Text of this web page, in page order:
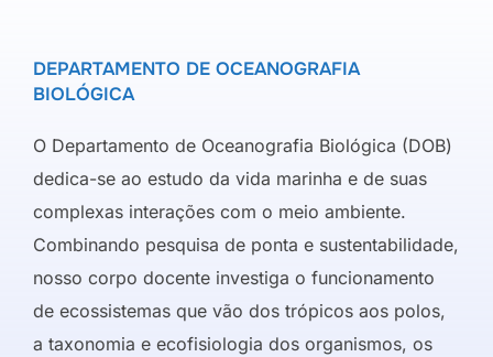
DEPARTAMENTO DE OCEANOGRAFIA
BIOLÓGICA
O Departamento de Oceanografia Biológica (DOB)
dedica-se ao estudo da vida marinha e de suas
complexas interações com o meio ambiente.
Combinando pesquisa de ponta e sustentabilidade,
nosso corpo docente investiga o funcionamento
de ecossistemas que vão dos trópicos aos polos,
a taxonomia e ecofisiologia dos organismos, os